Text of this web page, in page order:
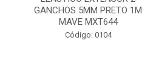
GANCHOS 5MM PRETO 1M
MAVE MXT644
Código: 0104